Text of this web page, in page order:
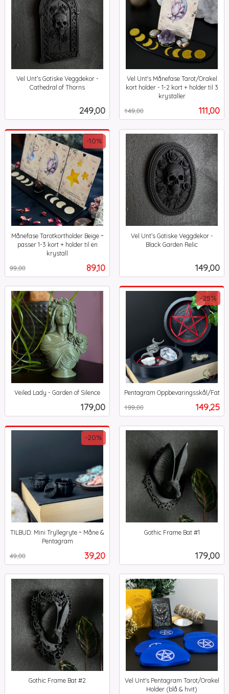
Vel Unt’s Gotiske Veggdekor -
Cathedral of Thorns
Pris
249,00
Vel Unt's Månefase Tarot/Orakel
kort holder - 1-2 kort + holder til 3
krystaller
Tilbud
111,00
149,00
mva.
Månefase Tarotkortholder Beige ~
passer 1-3 kort + holder til en
krystall
Tilbud
89,10
99,00
-10%
mva.
Vel Unt’s Gotiske Veggdekor -
Black Garden Relic
Pris
149,00
Veiled Lady - Garden of Silence
Pris
179,00
Pentagram Oppbevaringsskål/Fat
Tilbud
149,25
199,00
-25%
mva.
TILBUD: Mini Tryllegryte ~ Måne &
Pentagram
Tilbud
39,20
49,00
-20%
mva.
Gothic Frame Bat #1
Pris
179,00
Gothic Frame Bat #2
Vel Unt's Pentagram Tarot/Orakel
Holder (blå & hvit)